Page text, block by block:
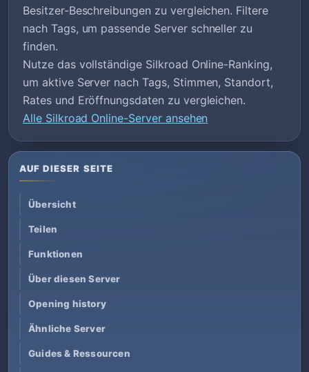
Besitzer-Beschreibungen zu vergleichen. Filtere
nach Tags, um passende Server schneller zu
finden.
Nutze das vollständige Silkroad Online-Ranking,
um aktive Server nach Tags, Stimmen, Standort,
Rates und Eröffnungsdaten zu vergleichen.
Alle Silkroad Online-Server ansehen
AUF DIESER SEITE
Übersicht
Teilen
Funktionen
Über diesen Server
Opening history
Ähnliche Server
Guides & Ressourcen